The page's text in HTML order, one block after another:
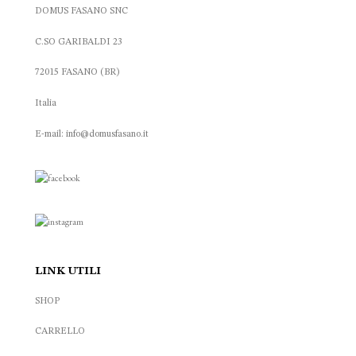
DOMUS FASANO SNC
C.SO GARIBALDI 23
72015 FASANO (BR)
Italia
E-mail: info@domusfasano.it
LINK UTILI
SHOP
CARRELLO